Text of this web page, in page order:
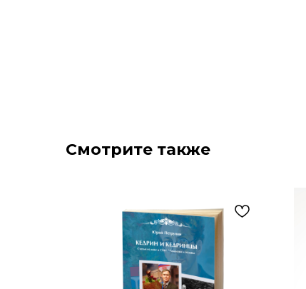
Смотрите также